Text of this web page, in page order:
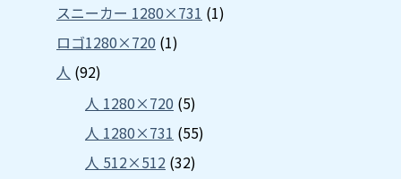
スニーカー 1280×731 (1)
ロゴ1280×720 (1)
人 (92)
人 1280×720 (5)
人 1280×731 (55)
人 512×512 (32)